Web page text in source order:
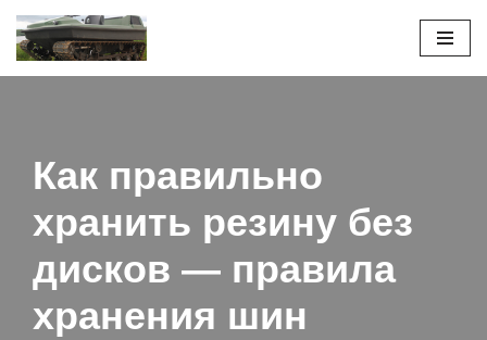
Перейти
Как правильно
хранить резину без
дисков — правила
хранения шин